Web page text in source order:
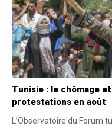
Tunisie : le chômage
protestations en août
L’Observatoire du Forum